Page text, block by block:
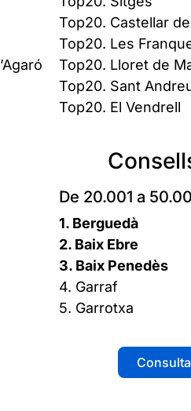
Top20. Castellar
Top20. Les
Top20. Lloret de
Top20. Sant
Top20. El Vendrell
De 20.001 a
1. Berguedà
2. Baix Ebre
3. Baix Penedès
4. Garraf
5. Garrotxa